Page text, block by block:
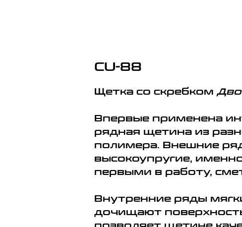
CU-88
Щетка со скребком
Впервые применена
рядная щетина из
полимера. Внешние
высокоупругие,
первыми в работу,
Внутренние ряды
дочищают